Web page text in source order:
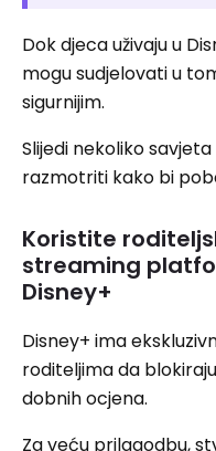
Dok djeca uživaju u
mogu sudjelovati u
sigurnijim.
Slijedi nekoliko
razmotriti kako bi
Koristite
streaming
Disney+
Disney+ ima
roditeljima da
dobnih ocjena.
Za veću prilagodbu,